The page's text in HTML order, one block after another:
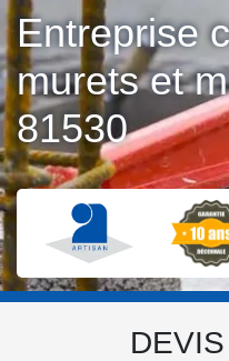
Entreprise
murets et
81530